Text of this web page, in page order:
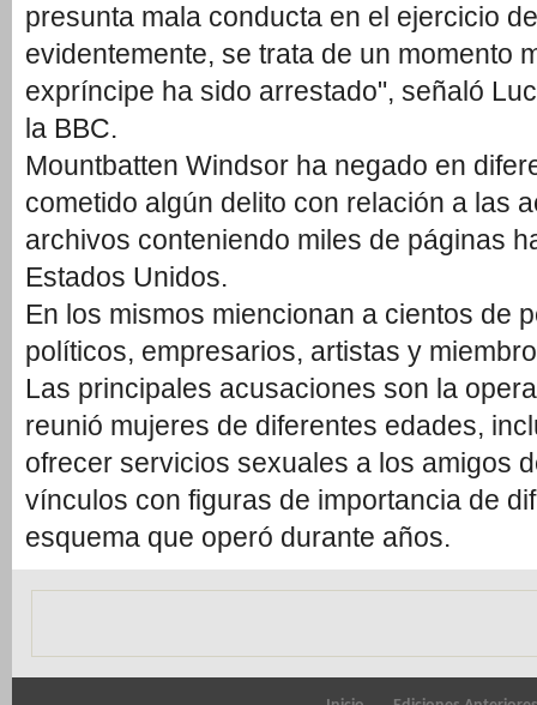
presunta mala conducta en el ejercicio
evidentemente, se trata de un momento
expríncipe ha sido arrestado", señaló
la BBC.
Mountbatten Windsor ha negado en
cometido algún delito con relación a las
archivos conteniendo miles de páginas
Estados Unidos.
En los mismos miencionan a cientos de
políticos, empresarios, artistas y
Las principales acusaciones son la
reunió mujeres de diferentes edades,
ofrecer servicios sexuales a los amigos
vínculos con figuras de importancia de
esquema que operó durante años.